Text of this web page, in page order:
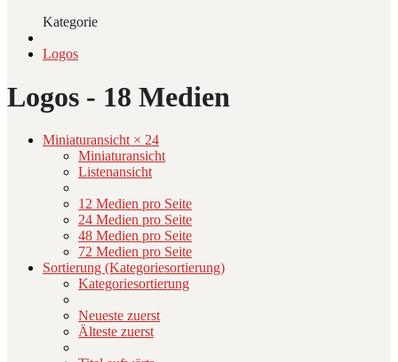
Kategorie
Logos
Logos - 18 Medien
Miniaturansicht × 24
Miniaturansicht
Listenansicht
12 Medien pro Seite
24 Medien pro Seite
48 Medien pro Seite
72 Medien pro Seite
Sortierung (Kategoriesortierung)
Kategoriesortierung
Neueste zuerst
Älteste zuerst